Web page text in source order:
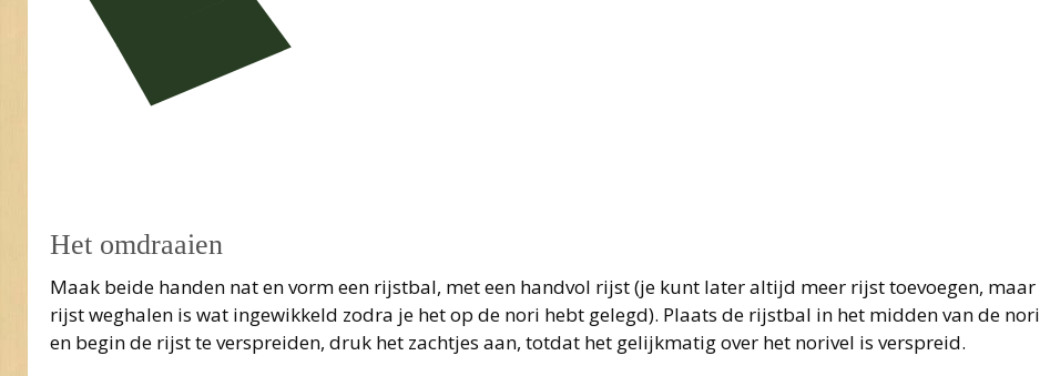
Het omdraaien
Maak beide handen nat en vorm een rijstbal, met een handvol rijst (je kunt later altijd meer rijst toevoegen, maar
rijst weghalen is wat ingewikkeld zodra je het op de nori hebt gelegd). Plaats de rijstbal in het midden van de nori
en begin de rijst te verspreiden, druk het zachtjes aan, totdat het gelijkmatig over het norivel is verspreid.